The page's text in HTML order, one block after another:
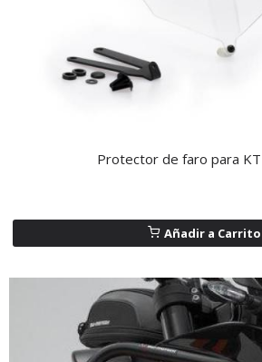
Protector de faro para
Añadir a Carrito